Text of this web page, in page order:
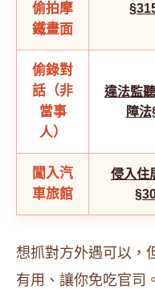
偷拍摩
鐵畫面
偷錄對
話（非
當事
人）
違法監
障法
闖入汽
車旅館
侵入住
想抓對方外遇可以，
有用、讓你免吃官司。